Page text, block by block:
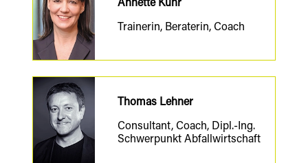
Annette Kuhr
Trainerin, Beraterin, Coach
Thomas Lehner
Consultant, Coach, Dipl.-Ing.
Schwerpunkt Abfallwirtschaft